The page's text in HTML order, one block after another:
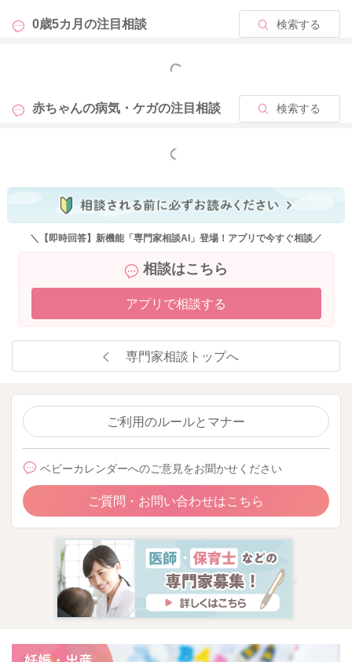
0歳5カ月の注目相談 検索する
もっと見る
赤ちゃんの病気・ケガの注目相談 検索する
もっと見る
＼【即時回答】新機能「専門家相談AI」登場！アプリで今すぐ相談／
相談はこちら
アプリで相談する
専門家相談トップへ
ご利用のルールとマナー
ベビーカレンダーへのご意見をお聞かせください
ご質問・お問い合わせはこちら